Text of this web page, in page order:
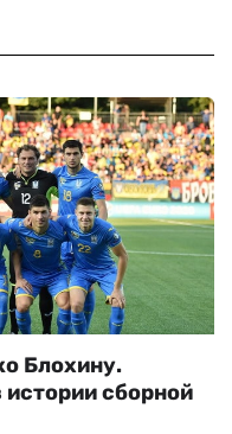
Блохину.
сборной